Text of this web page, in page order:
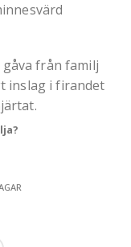
från familj
inslag i firandet